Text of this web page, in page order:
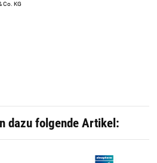
Co. KG
dazu folgende Artikel: